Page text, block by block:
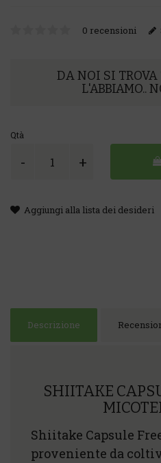
0 recensioni
DA NOI SI TROVA
L'ABBIAMO..
Qtà
Aggiungi alla lista dei desideri
Descrizione
SHIITAKE
Shiitake Capsule
proveniente da